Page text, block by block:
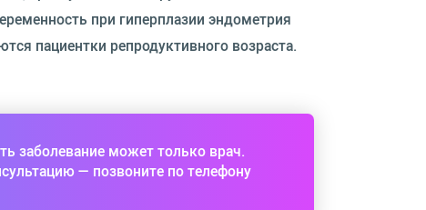
при гиперплазии эндометрия
пациентки репродуктивного возраста.
заболевание может только врач.
— позвоните по телефону